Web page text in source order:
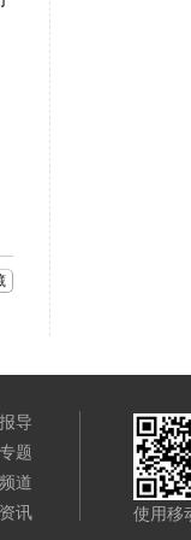
导
题
道
讯
使用移